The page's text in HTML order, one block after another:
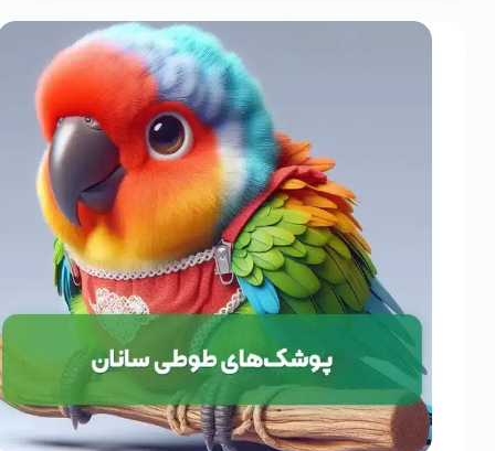
راهنمای
زیبایی
پرندگان